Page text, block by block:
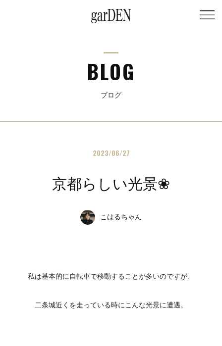
BLOG
ブログ
2023/06/27
京都らしい光景❀
こはるちゃん
私は基本的に自転車で移動することが多いのですが、
二条城近くを走っている時にこんな光景に遭遇。